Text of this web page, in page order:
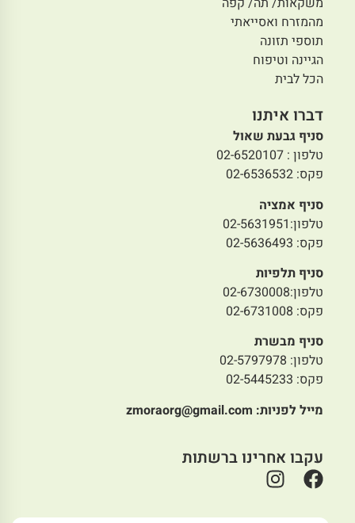
מהמזרח ואסייאתי
תוספי תזונה
הגיינה וטיפוח
הכל לבית
דברו איתנו
סניף גבעת שאול
טלפון : 02-6520107
פקס: 02-6536532
סניף אמציה
טלפון:02-5631951
פקס: 02-5636493
סניף תלפיות
טלפון:02-6730008
פקס: 02-6731008
סניף מבשרת
טלפון: 02-5797978
פקס: 02-5445233
מייל לפניות: zmoraorg@gmail.com
עקבו אחרינו ברשתות